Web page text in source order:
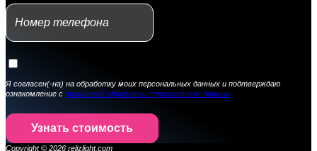
Я согласен(-на) на обработку моих персональных данных и подтверждаю
ознакомление с политикой обработки персональных данных
Узнать стоимость
Copyright © 2026 relizlight.com